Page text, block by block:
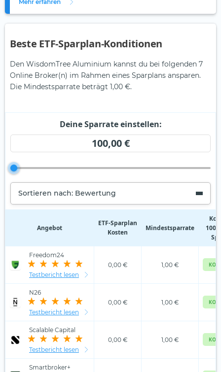
Mehr erfahren
Beste ETF-Sparplan-Konditionen
Den WisdomTree Aluminium kannst du bei folgenden 7
Online Broker(n) im Rahmen eines Sparplans ansparen.
Die Mindestsparrate beträgt 1,00 €.
Deine Sparrate einstellen:
100,00 €
Sortieren nach: Bewertung
Angebot
ETF‑Sparplan
Kosten
Mindestsparrate
Freedom24
Testbericht lesen
0,00 € 1,00 €
N26
Testbericht lesen
0,00 € 1,00 €
Scalable Capital
Testbericht lesen
0,00 € 1,00 €
Smartbroker+